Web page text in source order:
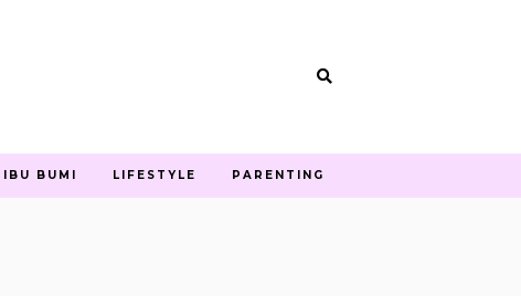
IBU BUMI LIFESTYLE PARENTING